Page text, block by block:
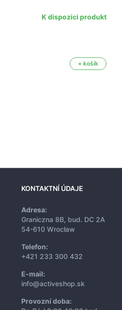
K dispozici produkt
+ košík
KONTAKTNÍ ÚDAJE
Adresa:
Graniczna 8B, bud. DC 2A
54-610 Wrocław
Telefon:
+421 233 300 432
E-mail:
info@activeshop.sk
Provozní doba: